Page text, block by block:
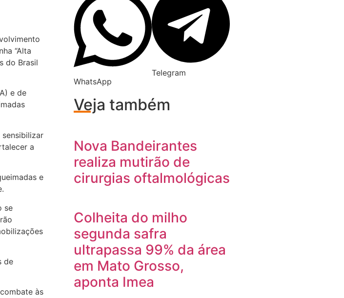
“Alta
do Brasil
e de
sensibilizar
a
e
se
de
às
WhatsApp
Telegram
Veja também
Nova Bandeirantes
realiza mutirão de
cirurgias oftalmológicas
Colheita do milho
segunda safra
ultrapassa 99% da área
em Mato Grosso,
aponta Imea